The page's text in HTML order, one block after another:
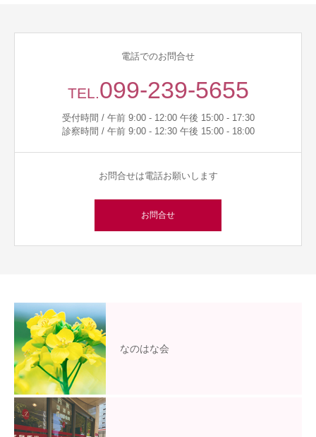
電話でのお問合せ
TEL.099-239-5655
受付時間 / 午前 9:00 - 12:00 午後 15:00 - 17:30
診察時間 / 午前 9:00 - 12:30 午後 15:00 - 18:00
お問合せは電話お願いします
お問合せ
なのはな会